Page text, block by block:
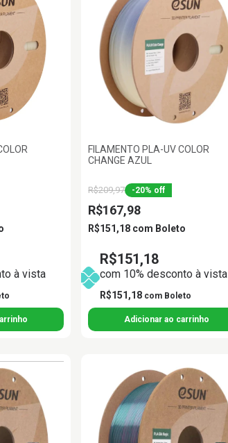
à vista
FILAMENTO PLA-UV COLOR
CHANGE AZUL
R$209,97 -20% off
R$167,98
R$151,18 com Boleto
R$151,18
com 10% desconto à vista
R$151,18 com Boleto